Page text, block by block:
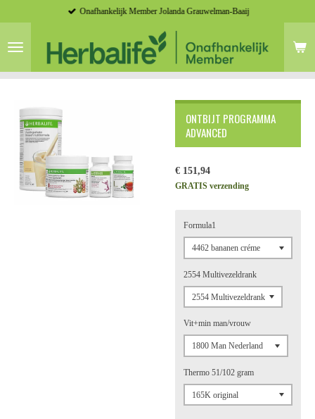
naar
hoofdinhoud
Onafhankelijk Member Jolanda Grauwelman-Baaij
ONTBIJT PROGRAMMA
ADVANCED
€ 151,94
GRATIS verzending
Formula1
2554 Multivezeldrank
Vit+min man/vrouw
Thermo 51/102 gram